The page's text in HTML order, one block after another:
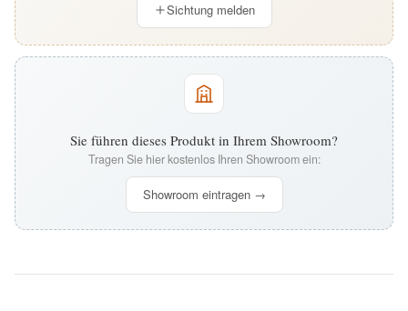
Sichtung melden
Sie führen dieses Produkt in Ihrem Showroom?
Tragen Sie hier kostenlos Ihren Showroom ein:
Showroom eintragen →